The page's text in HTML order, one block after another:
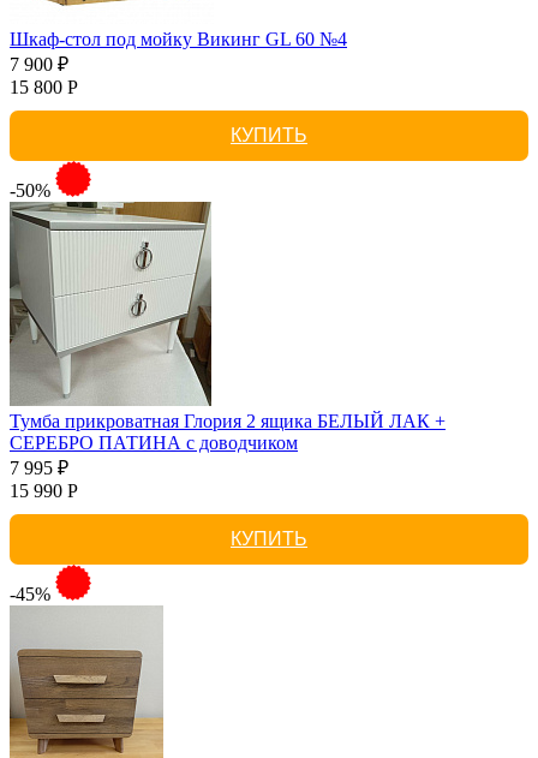
Шкаф-стол под мойку Викинг GL 60 №4
7 900 ₽
15 800 Р
КУПИТЬ
-50%
Тумба прикроватная Глория 2 ящика БЕЛЫЙ ЛАК +
СЕРЕБРО ПАТИНА с доводчиком
7 995 ₽
15 990 Р
КУПИТЬ
-45%